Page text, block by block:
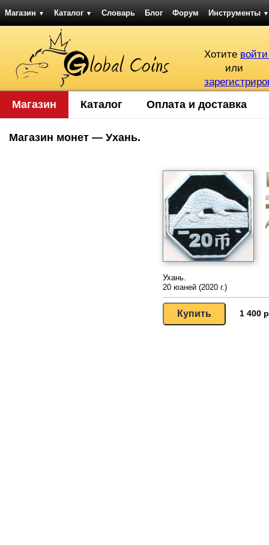
Магазин ▼ Каталог ▼ Словарь Блог Форум Инструменты ▼
Хотите
или
Магазин Каталог Оплата и доставка
Магазин монет — Ухань.
Ухань.
20 юаней (2020 г.)
1 400